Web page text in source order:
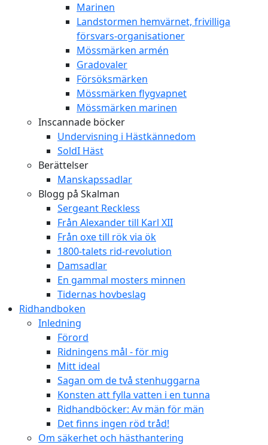
Marinen
Landstormen hemvärnet, frivilliga
försvars-organisationer
Mössmärken armén
Gradovaler
Försöksmärken
Mössmärken flygvapnet
Mössmärken marinen
Inscannade böcker
Undervisning i Hästkännedom
SoldI Häst
Berättelser
Manskapssadlar
Blogg på Skalman
Sergeant Reckless
Från Alexander till Karl XII
Från oxe till rök via ök
1800-talets rid-revolution
Damsadlar
En gammal mosters minnen
Tidernas hovbeslag
Ridhandboken
Inledning
Förord
Ridningens mål - för mig
Mitt ideal
Sagan om de två stenhuggarna
Konsten att fylla vatten i en tunna
Ridhandböcker: Av män för män
Det finns ingen röd tråd!
Om säkerhet och hästhantering